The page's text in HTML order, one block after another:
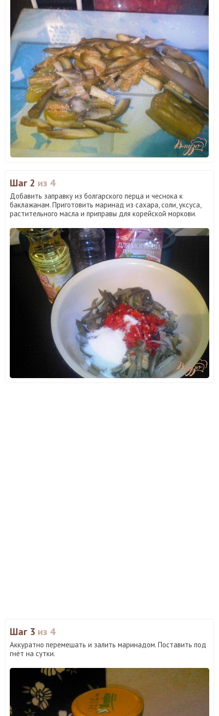
Шаг 2 из 4
Добавить заправку из болгарского перца и чеснока к
баклажанам. Приготовить маринад из сахара, соли, уксуса,
растительного масла и приправы для корейской моркови.
Шаг 3 из 4
Аккуратно перемешать и залить маринадом. Поставить под
гнёт на сутки.